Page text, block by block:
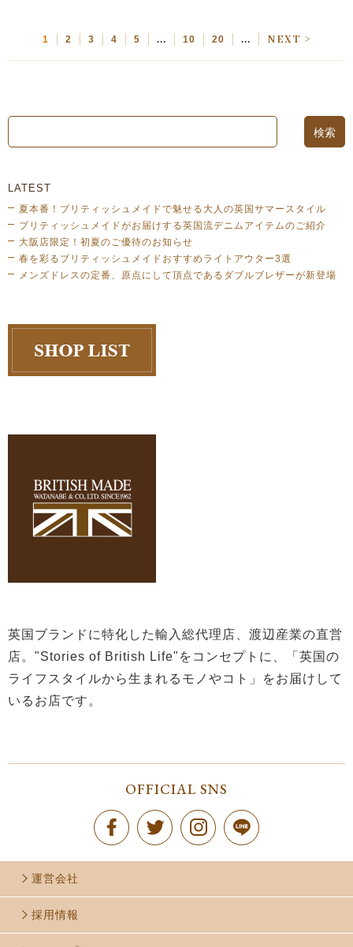
1 2 3 4 5 ... 10 20 ... NEXT >
LATEST
夏本番！ブリティッシュメイドで魅せる大人の英国サマースタイル
ブリティッシュメイドがお届けする英国流デニムアイテムのご紹介
大阪店限定！初夏のご優待のお知らせ
春を彩るブリティッシュメイドおすすめライトアウター3選
メンズドレスの定番、原点にして頂点であるダブルブレザーが新登場
英国ブランドに特化した輸入総代理店、渡辺産業の直営
店。"Stories of British Life"をコンセプトに、「英国の
ライフスタイルから生まれるモノやコト」をお届けして
いるお店です。
OFFICIAL SNS
運営会社
採用情報